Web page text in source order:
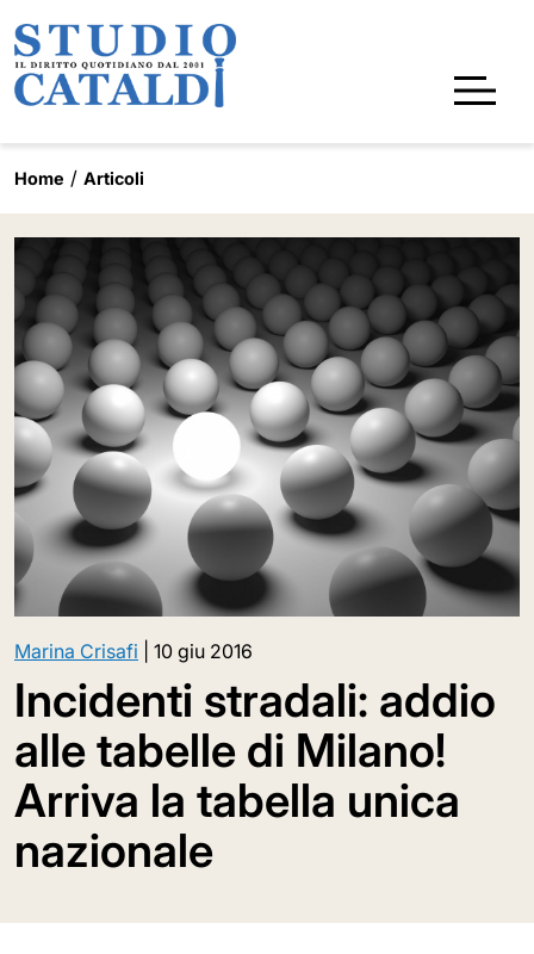
Home Articoli
Marina Crisafi 10 giu 2016
Incidenti stradali: addio
alle tabelle di Milano!
Arriva la tabella unica
nazionale